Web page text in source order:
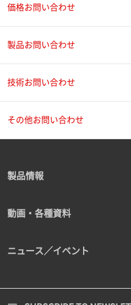
価格お問い合わせ
製品お問い合わせ
技術お問い合わせ
その他お問い合わせ
製品情報
動画・各種資料
ニュース／イベント